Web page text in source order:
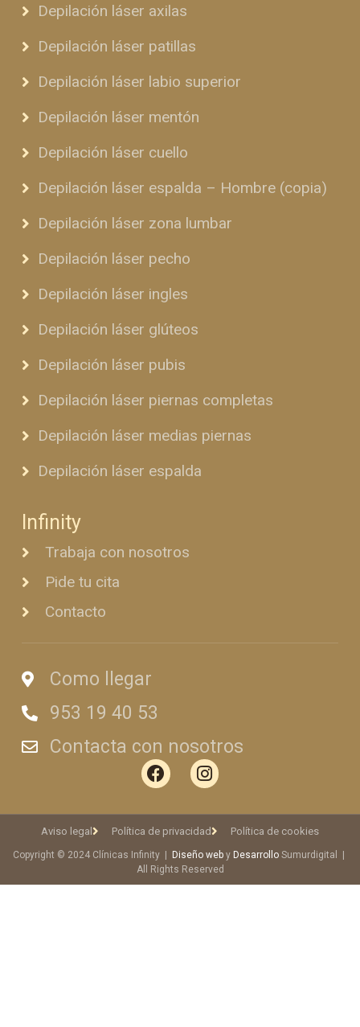
Como llegar
953 19 40 53
Contacta con nosotros
Depilación láser axilas
Depilación láser patillas
Depilación láser labio superior
Depilación láser mentón
Depilación láser cuello
Depilación láser espalda – Hombre (copia)
Depilación láser zona lumbar
Depilación láser pecho
Depilación láser ingles
Depilación láser glúteos
Depilación láser pubis
Depilación láser piernas completas
Depilación láser medias piernas
Depilación láser espalda
Infinity
Trabaja con nosotros
Pide tu cita
Contacto
Copyright © 2024 Clínicas Infinity | Diseño web y Desarrollo Sumurdigital |
All Rights Reserved
Aviso legal Política de privacidad Política de cookies